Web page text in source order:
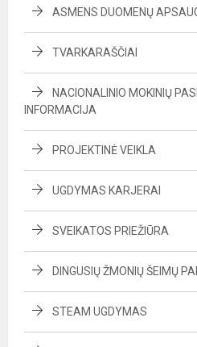
ASMENS DUOMENŲ
TVARKARAŠČIAI
NACIONALINIO MOKINIŲ
INFORMACIJA
PROJEKTINĖ VEIKLA
UGDYMAS KARJERAI
SVEIKATOS PRIEŽIŪRA
DINGUSIŲ ŽMONIŲ ŠEIMŲ
STEAM UGDYMAS